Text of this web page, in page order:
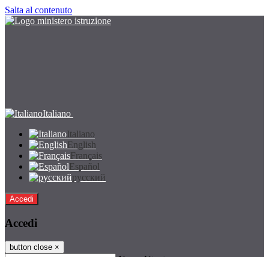
Salta al contenuto
Italiano
Italiano
English
Français
Español
русский
Accedi
Accedi
button close ×